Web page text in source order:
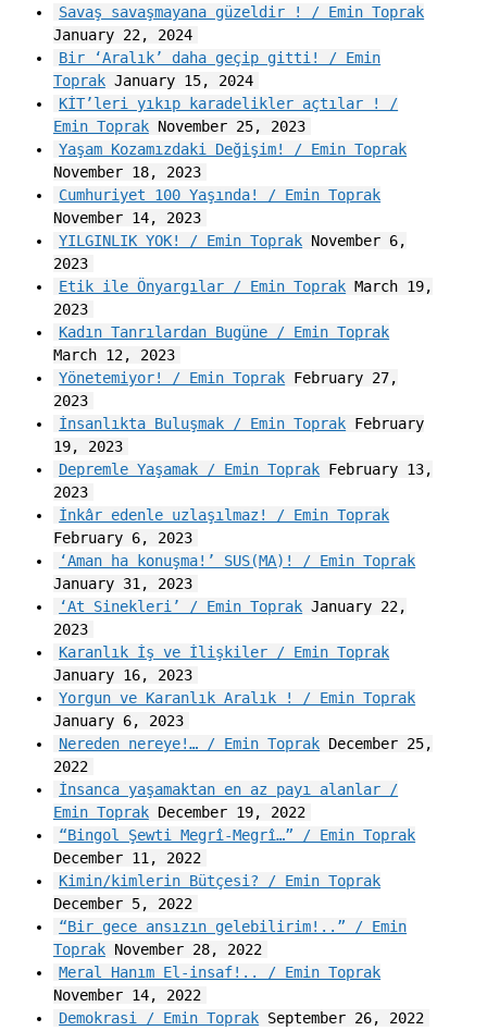
Savaş savaşmayana güzeldir ! / Emin Toprak
January 22, 2024
Bir ‘Aralık’ daha geçip gitti! / Emin
ToprakJanuary 15, 2024
KİT’leri yıkıp karadelikler açtılar ! /
Emin ToprakNovember 25, 2023
Yaşam Kozamızdaki Değişim! / Emin Toprak
November 18, 2023
Cumhuriyet 100 Yaşında! / Emin Toprak
November 14, 2023
YILGINLIK YOK! / Emin Toprak November 6,
2023
Etik ile Önyargılar / Emin Toprak March 19,
2023
Kadın Tanrılardan Bugüne / Emin Toprak
March 12, 2023
Yönetemiyor! / Emin Toprak February 27,
2023
İnsanlıkta Buluşmak / Emin Toprak February
19, 2023
Depremle Yaşamak / Emin Toprak February 13,
2023
İnkâr edenle uzlaşılmaz! / Emin Toprak
February 6, 2023
‘Aman ha konuşma!’ SUS(MA)! / Emin Toprak
January 31, 2023
‘At Sinekleri’ / Emin Toprak January 22,
2023
Karanlık İş ve İlişkiler / Emin Toprak
January 16, 2023
Yorgun ve Karanlık Aralık ! / Emin Toprak
January 6, 2023
Nereden nereye!… / Emin Toprak December 25,
2022
İnsanca yaşamaktan en az payı alanlar /
Emin ToprakDecember 19, 2022
“Bingol Şewti Megrî-Megrî…” / Emin Toprak
December 11, 2022
Kimin/kimlerin Bütçesi? / Emin Toprak
December 5, 2022
“Bir gece ansızın gelebilirim!..” / Emin
ToprakNovember 28, 2022
Meral Hanım El-insaf!.. / Emin Toprak
November 14, 2022
Demokrasi / Emin Toprak September 26, 2022